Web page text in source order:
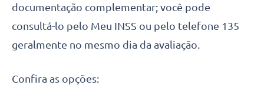
documentação complementar; você pode
consultá-lo pelo Meu INSS ou pelo telefone 135
geralmente no mesmo dia da avaliação.
Confira as opções: